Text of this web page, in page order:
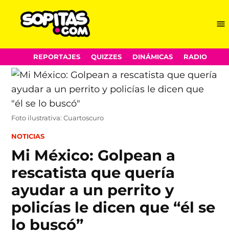
Skip
to
content
REPORTAJES QUIZZES DINÁMICAS RADIO
Foto ilustrativa: Cuartoscuro
POSTED
NOTICIAS
Mi México: Golpean a
rescatista que quería
ayudar a un perrito y
policías le dicen que “él se
lo buscó”